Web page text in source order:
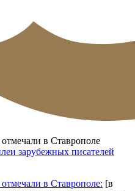
в Ставрополе
зарубежных писателей
в Ставрополе: [в